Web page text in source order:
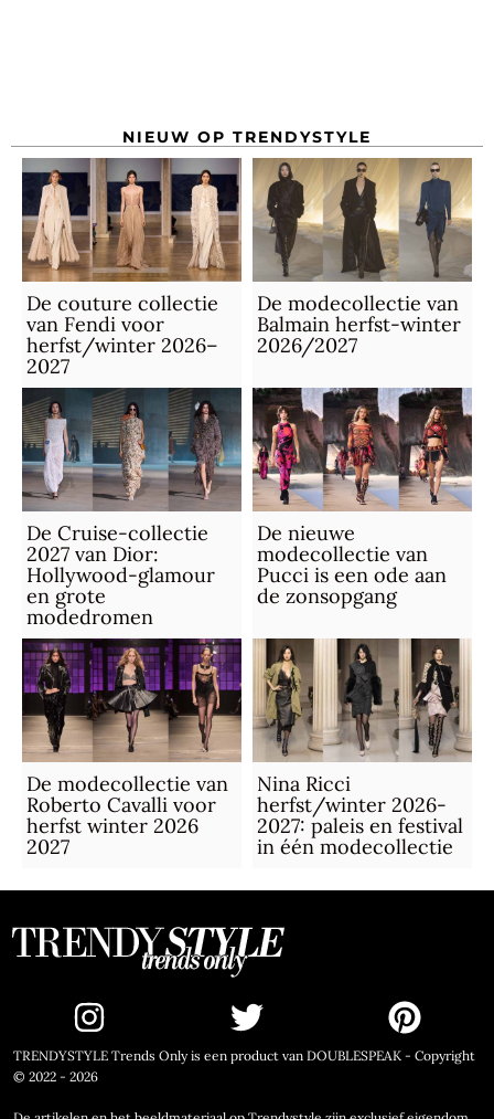
NIEUW OP TRENDYSTYLE
De couture collectie
van Fendi voor
herfst/winter 2026–
2027
De modecollectie van
Balmain herfst-winter
2026/2027
De Cruise-collectie
2027 van Dior:
Hollywood-glamour
en grote
modedromen
De nieuwe
modecollectie van
Pucci is een ode aan
de zonsopgang
De modecollectie van
Roberto Cavalli voor
herfst winter 2026
2027
Nina Ricci
herfst/winter 2026-
2027: paleis en festival
in één modecollectie
TRENDYSTYLE Trends Only is een product van DOUBLESPEAK - Copyright
© 2022 - 2026